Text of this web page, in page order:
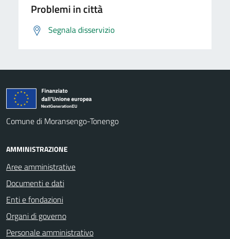
Problemi in città
Segnala disservizio
Comune di Moransengo-Tonengo
AMMINISTRAZIONE
Aree amministrative
Documenti e dati
Enti e fondazioni
Organi di governo
Personale amministrativo